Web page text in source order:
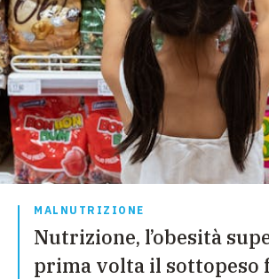
MALNUTRIZIONE
Nutrizione, l’obesità
prima volta il sottopeso